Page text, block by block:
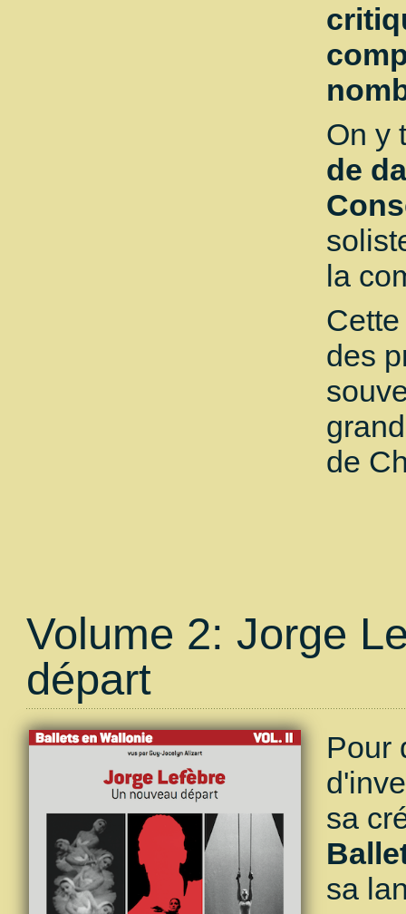
On y
de
la
des
de
Volume 2: Jorge
départ
Pour
sa
sa